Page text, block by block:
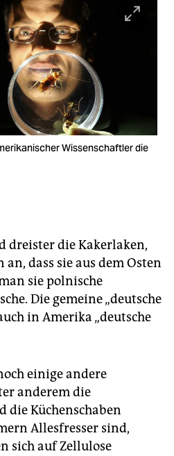
Wissenschaftler die
dreister die Kakerlaken,
dass sie aus dem Osten
sie polnische
Die gemeine „deutsche
in Amerika „deutsche
einige andere
anderem die
die Küchenschaben
Allesfresser sind,
sich auf Zellulose